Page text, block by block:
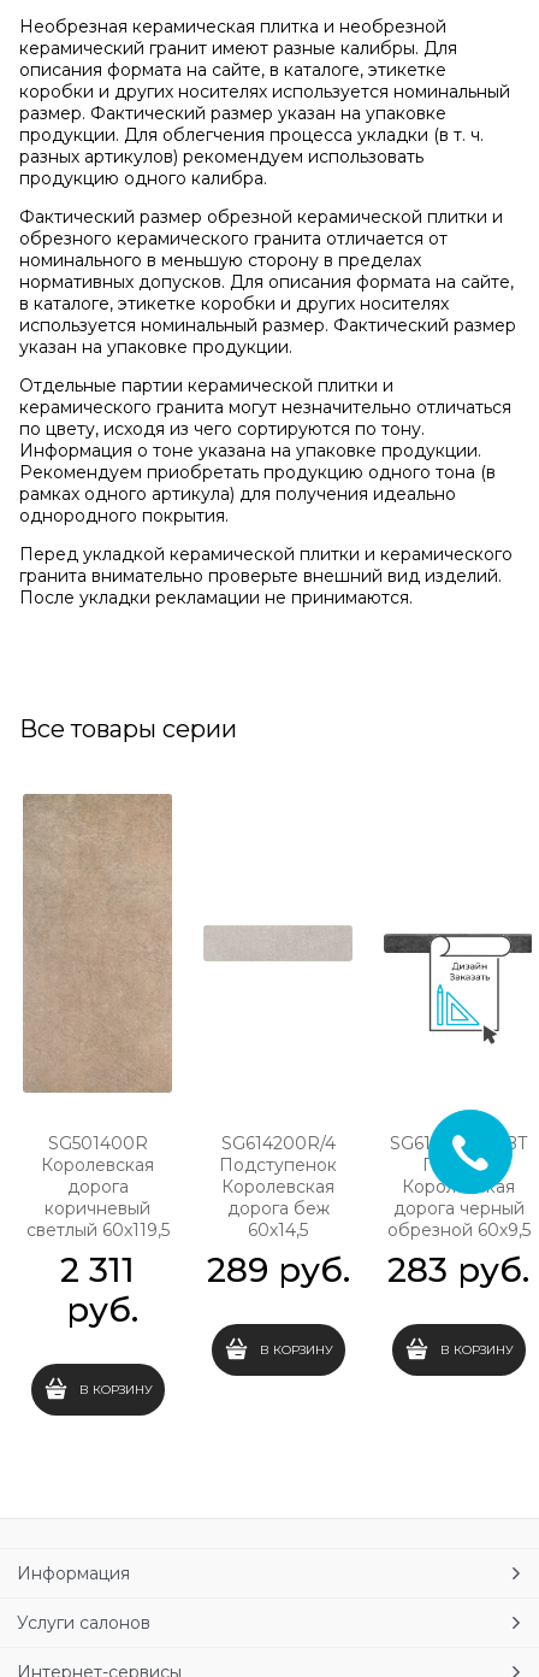
Необрезная керамическая плитка и необрезной
керамический гранит имеют разные калибры. Для
описания формата на сайте, в каталоге, этикетке
коробки и других носителях используется номинальный
размер. Фактический размер указан на упаковке
продукции. Для облегчения процесса укладки (в т. ч.
разных артикулов) рекомендуем использовать
продукцию одного калибра.
Фактический размер обрезной керамической плитки и
обрезного керамического гранита отличается от
номинального в меньшую сторону в пределах
нормативных допусков. Для описания формата на сайте,
в каталоге, этикетке коробки и других носителях
используется номинальный размер. Фактический размер
указан на упаковке продукции.
Отдельные партии керамической плитки и
керамического гранита могут незначительно отличаться
по цвету, исходя из чего сортируются по тону.
Информация о тоне указана на упаковке продукции.
Рекомендуем приобретать продукцию одного тона (в
рамках одного артикула) для получения идеально
однородного покрытия.
Перед укладкой керамической плитки и керамического
гранита внимательно проверьте внешний вид изделий.
После укладки рекламации не принимаются.
Все товары серии
SG501400R
Королевская
дорога
коричневый
светлый 60х119,5
2 311
руб.
В КОРЗИНУ
SG614200R/4
Подступенок
Королевская
дорога беж
60х14,5
289 руб.
В КОРЗИНУ
SG615000R/6BT
Плинтус
Королевская
дорога черный
обрезной 60х9,5
283 руб.
В КОРЗИНУ
Информация
Услуги салонов
Интернет-сервисы